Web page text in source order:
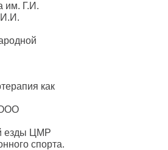
им. Г.И.
И.И.
как
ООО
езды ЦМР
спорта.